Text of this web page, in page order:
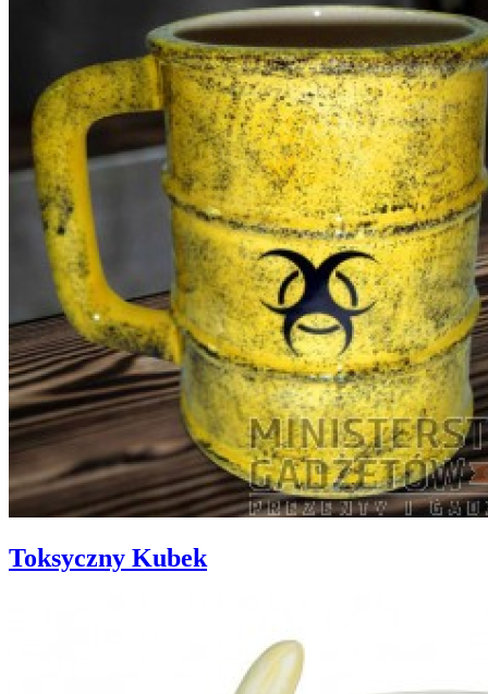
Toksyczny Kubek